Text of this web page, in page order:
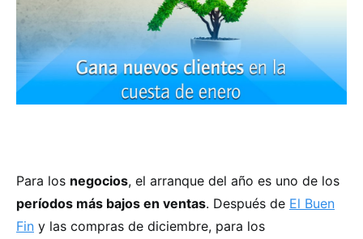
Para los negocios, el arranque del año es uno de los
períodos más bajos en ventas. Después de El Buen
Fin y las compras de diciembre, para los